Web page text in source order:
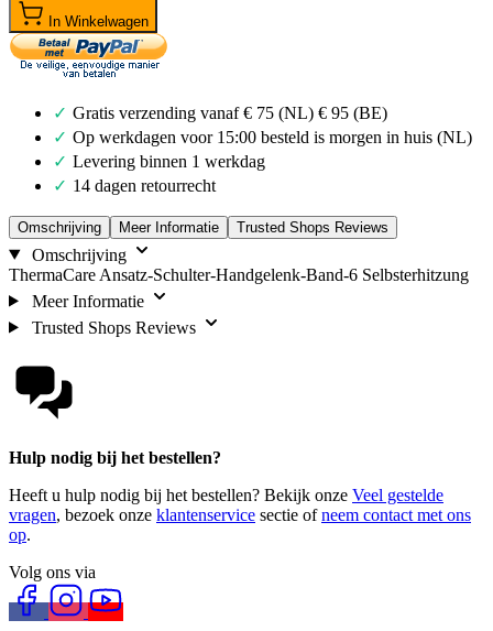
In Winkelwagen
Gratis verzending vanaf € 75 (NL) € 95 (BE)
Op werkdagen voor 15:00 besteld is morgen in huis (NL)
Levering binnen 1 werkdag
14 dagen retourrecht
Omschrijving Meer Informatie Trusted Shops Reviews
Omschrijving
ThermaCare Ansatz-Schulter-Handgelenk-Band-6 Selbsterhitzung
Meer Informatie
Trusted Shops Reviews
Hulp nodig bij het bestellen?
Heeft u hulp nodig bij het bestellen? Bekijk onze Veel gestelde
vragen, bezoek onze klantenservice sectie ofneem contact met ons
op.
Volg ons via